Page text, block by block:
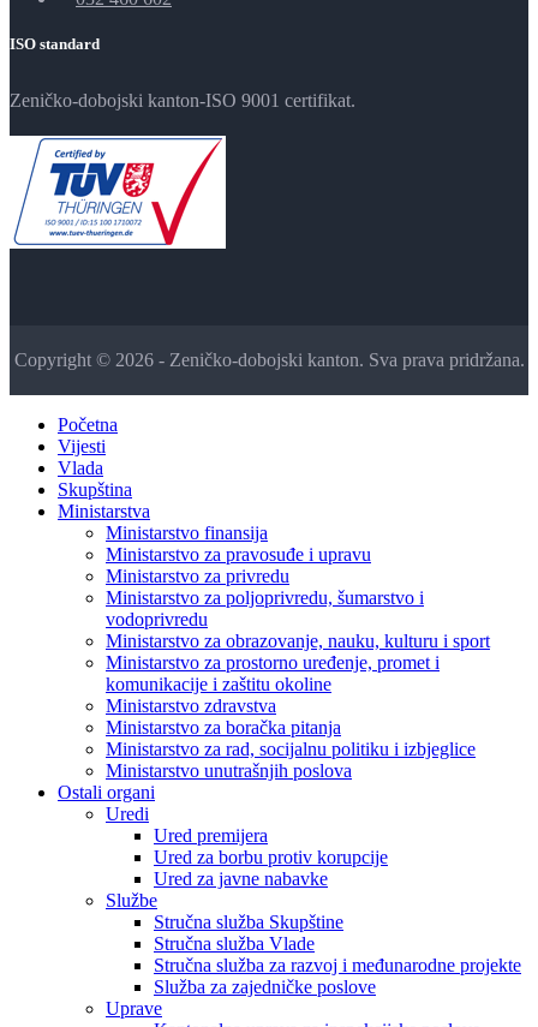
ISO standard
Zeničko-dobojski kanton-ISO 9001 certifikat.
Copyright © 2026 - Zeničko-dobojski kanton. Sva prava pridržana.
Početna
Vijesti
Vlada
Skupština
Ministarstva
Ministarstvo finansija
Ministarstvo za pravosuđe i upravu
Ministarstvo za privredu
Ministarstvo za poljoprivredu, šumarstvo i
vodoprivredu
Ministarstvo za obrazovanje, nauku, kulturu i sport
Ministarstvo za prostorno uređenje, promet i
komunikacije i zaštitu okoline
Ministarstvo zdravstva
Ministarstvo za boračka pitanja
Ministarstvo za rad, socijalnu politiku i izbjeglice
Ministarstvo unutrašnjih poslova
Ostali organi
Uredi
Ured premijera
Ured za borbu protiv korupcije
Ured za javne nabavke
Službe
Stručna služba Skupštine
Stručna služba Vlade
Stručna služba za razvoj i međunarodne projekte
Služba za zajedničke poslove
Uprave